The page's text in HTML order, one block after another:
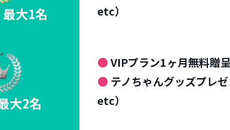
大1名
etc）
大2名
● VIPプラン1ヶ月無料贈呈
● テノちゃんグッズプレ
etc）